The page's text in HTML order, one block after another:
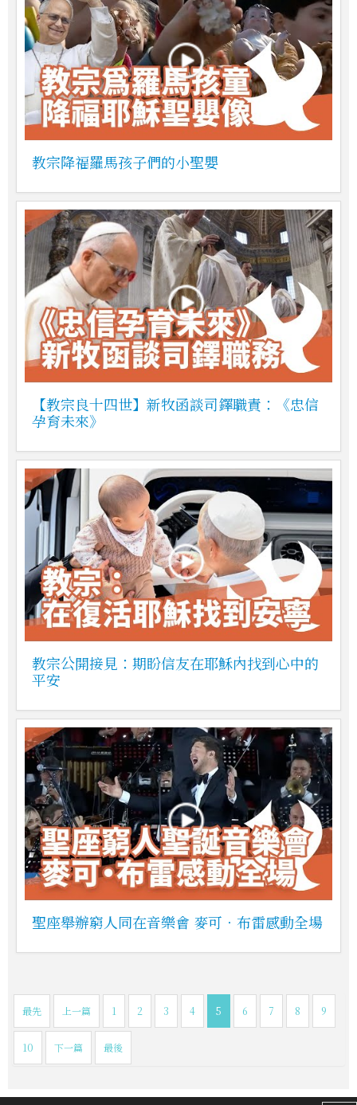
教宗降福羅馬孩子們的小聖嬰
【教宗良十四世】新牧函談司鐸職責：《忠信
孕育未來》
教宗公開接見：期盼信友在耶穌內找到心中的
平安
聖座舉辦窮人同在音樂會 麥可‧布雷感動全場
最先 上一篇 1 2 3 4 5 6 7 8 9
10 下一篇 最後